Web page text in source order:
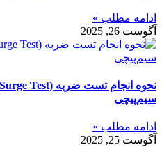
ادامه مطلب »
آگوست 26, 2025
سیم‌پیچی
ادامه مطلب »
آگوست 25, 2025